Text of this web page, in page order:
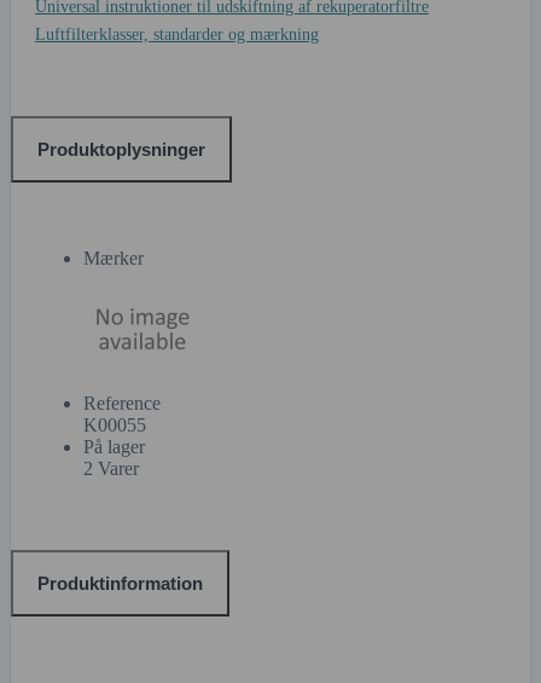
Universal instruktioner til udskiftning af rekuperatorfiltre
Luftfilterklasser, standarder og mærkning
Produktoplysninger
Mærker
Reference
K00055
På lager
2 Varer
Produktinformation